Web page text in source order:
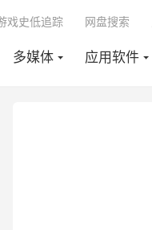
多媒体 应用软件
戏史低追踪 网盘搜索